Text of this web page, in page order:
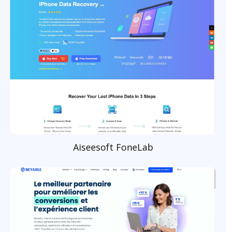
Aiseesoft FoneLab